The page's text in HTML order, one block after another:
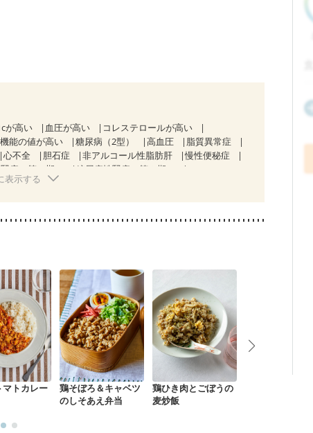
が高い 血圧が高い
コレステロールが高い
能の値が高い 糖尿病（2型） 高血圧
脂質異常症
心不全 胆石症 非アルコール性脂肪肝
慢性便秘症
症（第１期）
糖尿病性腎症（第２期）
テージ２）
貧血対策 ニキビ・肌荒れ 妊活中 更年期
表示する
マトカレー
鶏そぼろ＆キャベツ
のしそあえ弁当
鶏ひき肉とごぼうの
麦炒飯